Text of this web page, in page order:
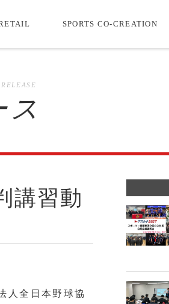
SPORTS CO-CREATION
人全日本野球協